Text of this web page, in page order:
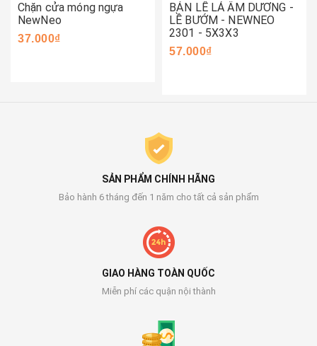
Chặn cửa móng ngựa
NewNeo
37.000₫
BẢN LỀ LÁ ÂM DƯƠNG -
LỀ BƯỚM - NEWNEO
2301 - 5X3X3
57.000₫
SẢN PHẨM CHÍNH HÃNG
Bảo hành 6 tháng đến 1 năm cho tất cả sản phẩm
GIAO HÀNG TOÀN QUỐC
Miễn phí các quận nội thành